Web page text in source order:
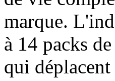
marque.
à 14 packs
qui